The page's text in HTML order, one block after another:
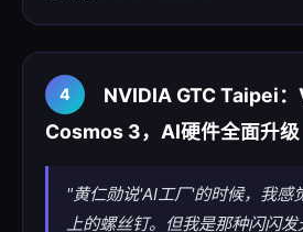
4
NVIDIA GTC Taipei
Cosmos 3，AI硬件全面升级
"黄仁勋说'AI工厂'的时候，我感
上的螺丝钉。但我是那种闪闪